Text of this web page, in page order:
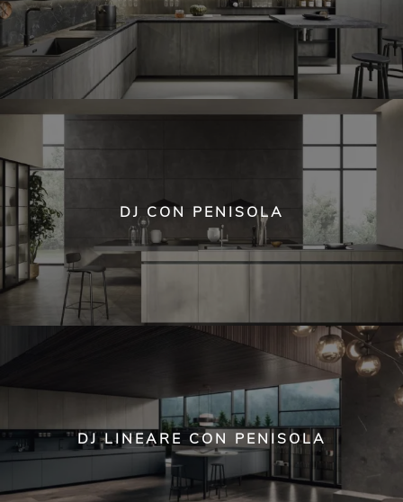
DJ CON PENISOLA
DJ LINEARE CON PENISOLA